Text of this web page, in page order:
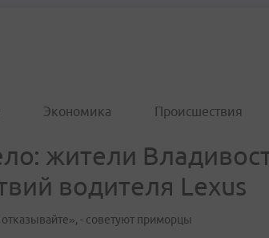
Экономика Происшествия
жители
водителя Lexus
- советуют приморцы